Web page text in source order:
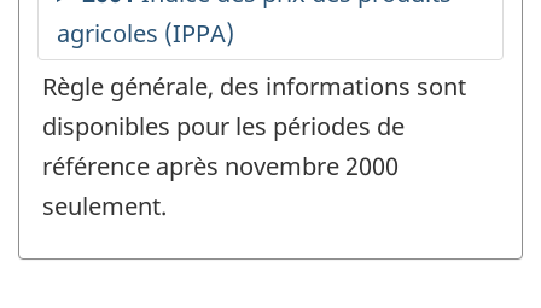
Règle générale, des informations sont
disponibles pour les périodes de
référence après novembre 2000
seulement.